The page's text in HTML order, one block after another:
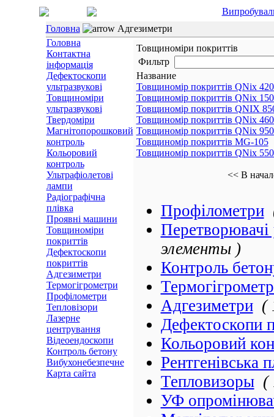
Головна
Адгезиметри
Головна
Контактна
інформація
Дефектоскопи
ультразвукові
Товщиноміри
ультразвукові
Твердоміри
Магнітопорошковий
контроль
Кольоровий
контроль
Ультрафіолетові
лампи
Радіографічна
плівка
Проявні машини
Товщиноміри
покриттів
Дефектоскопи
покриттів
Адгезиметри
Термогігрометри
Профілометри
Тепловізори
Лазерне
центрування
Відеоендоскопи
Контроль бетону
Вибухонебезпечне
Карта сайта
Товщиноміри покриттів
Фильтр
Название
Товщиномір покриттів QNix
Товщиномір покриттів QNix
Товщиномір покриттів QNIX
Товщиномір покриттів QNix
Товщиномір покриттів QNix
Товщиномір покриттів MG-105
Товщиномір покриттів QNix
<< В
Профілометри
Перетворювачі
элементы )
Контроль
Адгезиметри (
Дефектоскопи
Кольоровий
Рентгенівська
Тепловизоры (
УФ